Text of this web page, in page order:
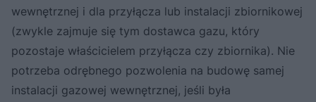
wewnętrznej i dla przyłącza lub instalacji zbiornikowej
(zwykle zajmuje się tym dostawca gazu, który
pozostaje właścicielem przyłącza czy zbiornika). Nie
potrzeba odrębnego pozwolenia na budowę samej
instalacji gazowej wewnętrznej, jeśli była